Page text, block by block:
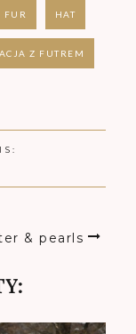
FUR HAT
Z FUTREM
& pearls